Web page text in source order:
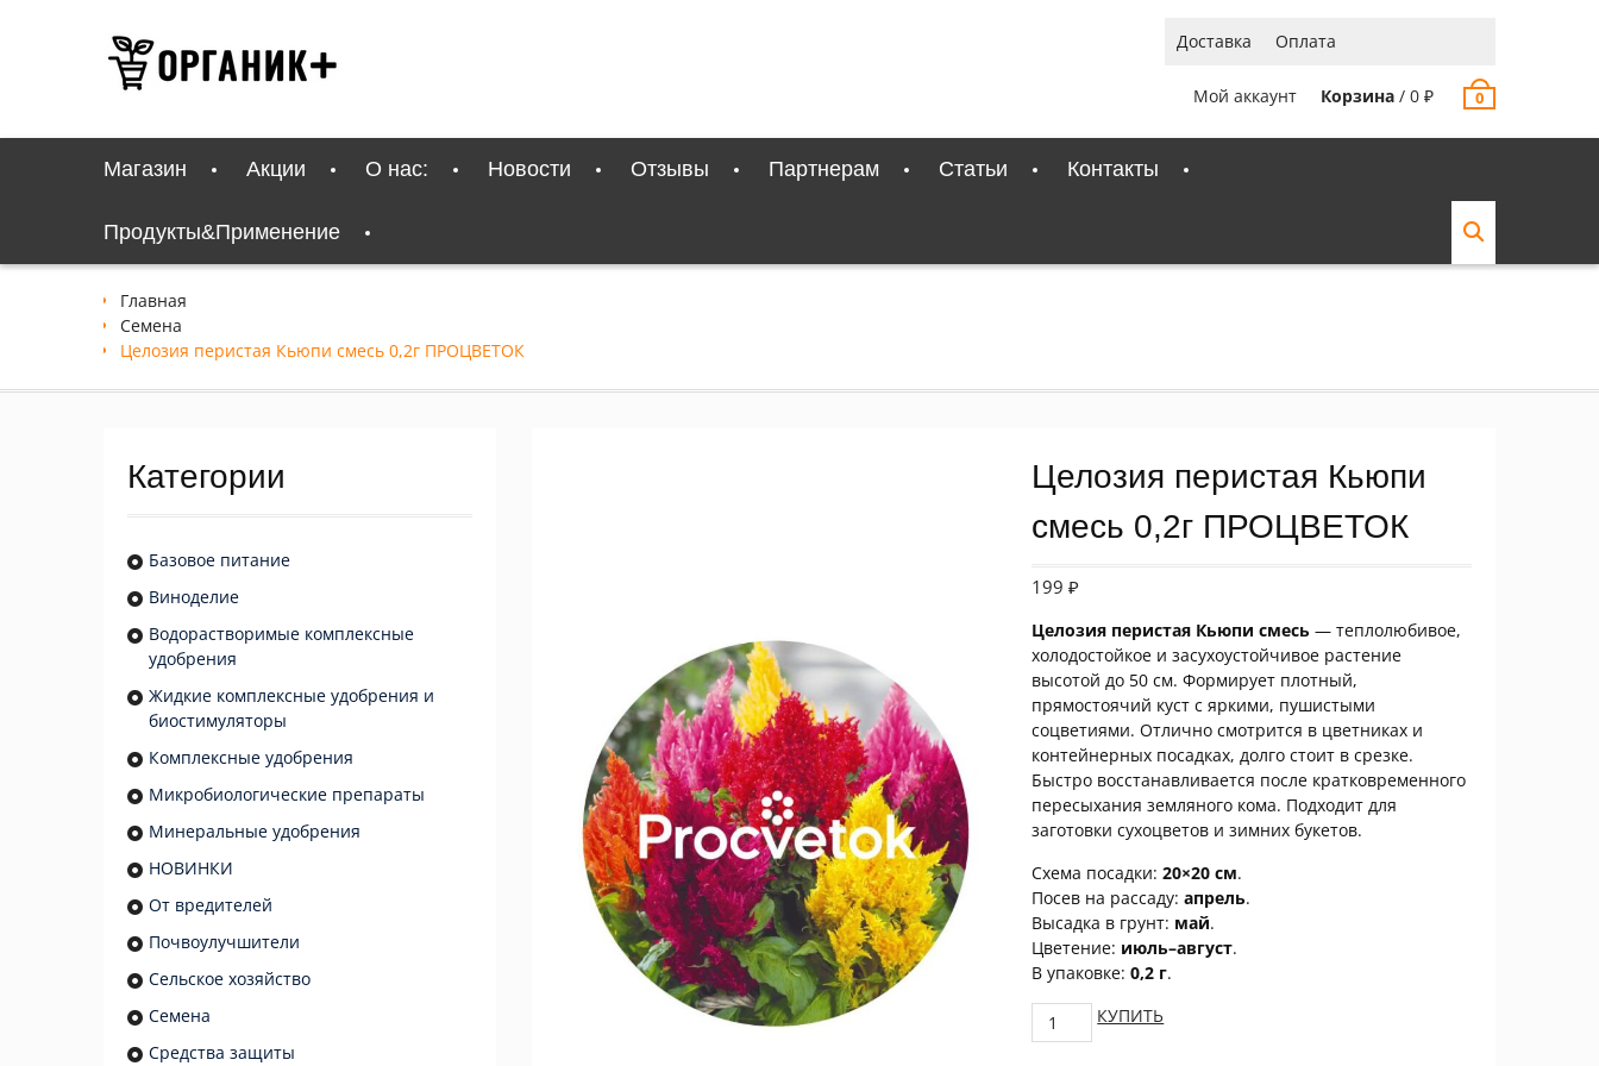
содержимому
Доставка Оплата
Мой аккаунт Корзина / 0 ₽ 0
Магазин Акции О нас: Новости Отзывы Партнерам Статьи Контакты
Продукты&Применение
Главная
Семена
Целозия перистая Кьюпи смесь 0,2г ПРОЦВЕТОК
Целозия перистая Кьюпи
смесь 0,2г ПРОЦВЕТОК
199₽
Целозия перистая Кьюпи смесь — теплолюбивое,
холодостойкое и засухоустойчивое растение
высотой до 50 см. Формирует плотный,
прямостоячий куст с яркими, пушистыми
соцветиями. Отлично смотрится в цветниках и
контейнерных посадках, долго стоит в срезке.
Быстро восстанавливается после кратковременного
пересыхания земляного кома. Подходит для
заготовки сухоцветов и зимних букетов.
Схема посадки:20×20 см.
Посев на рассаду:апрель.
Высадка в грунт: май.
Цветение: июль–август.
В упаковке:0,2 г.
Целозия
перистая
КУПИТЬ
Категории
Базовое питание
Виноделие
Водорастворимые комплексные
удобрения
Жидкие комплексные удобрения и
биостимуляторы
Комплексные удобрения
Микробиологические препараты
Минеральные удобрения
НОВИНКИ
От вредителей
Почвоулучшители
Сельское хозяйство
Семена
Средства защиты